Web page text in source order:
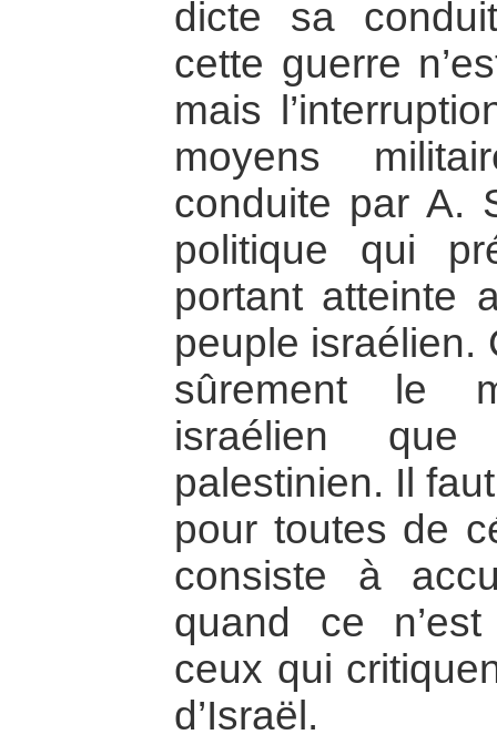
dicte sa
cette guerre
mais
moyens
conduite par A.
politique qui
portant atteinte
peuple israélien.
sûrement le
israélien
palestinien. Il
pour toutes de
consiste à
quand ce n’est
ceux qui
d’Israël.